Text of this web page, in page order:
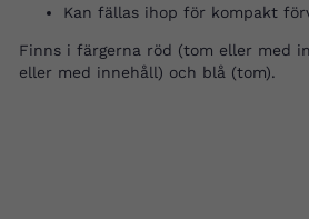
Kan fällas ihop för kompakt
Finns i färgerna röd (tom eller med
eller med innehåll) och blå (tom).